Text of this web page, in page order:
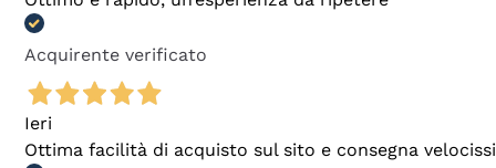
Acquirente verificato
Ieri
Ottima facilità di acquisto sul sito e consegna